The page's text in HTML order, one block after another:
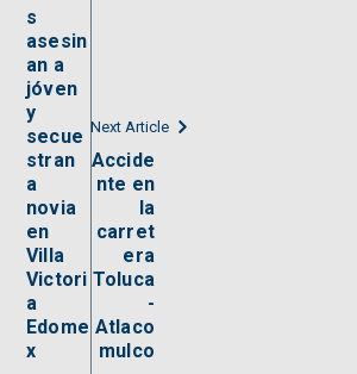
s
asesin
an a
jóven
y
secue
stran
a
novia
en
Villa
Victori
a
Edome
x
Next Article
Accide
nte en
la
carret
era
Toluca
-
Atlaco
mulco